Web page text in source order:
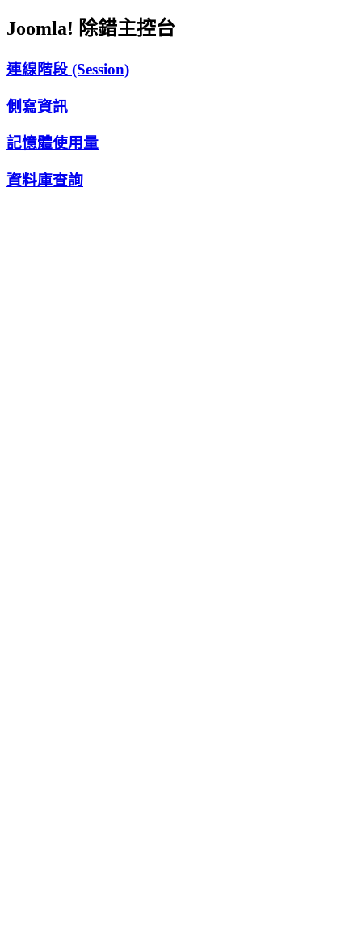
Joomla! 除錯主控台
連線階段 (Session)
側寫資訊
記憶體使用量
資料庫查詢